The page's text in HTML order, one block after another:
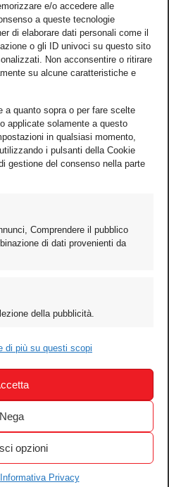
e/o accedere alle
a queste tecnologie
di elaborare dati personali come il
o gli ID univoci su questo sito
Non acconsentire o ritirare
su alcune caratteristiche e
a quanto sopra o per fare scelte
applicate solamente a questo
in qualsiasi momento,
i pulsanti della Cookie
gestione del consenso nella parte
Comprendere il pubblico
di dati provenienti da
della pubblicità.
di più su questi scopi
Nega
opzioni
Informativa Privacy